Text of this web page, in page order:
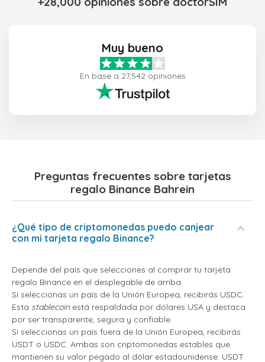
Muy bueno
En base a 27,542 opiniones
Preguntas frecuentes sobre tarjetas
regalo Binance Bahrein
¿Qué tipo de criptomonedas puedo canjear
con mi tarjeta regalo Binance?
Depende del país que selecciones al comprar tu tarjeta
regalo Binance en el desplegable de arriba.
Si seleccionas un país de la Unión Europea, recibirás USDC.
Esta stablecoinestá respaldada por dólares USA y destaca
por ser transparente, segura y confiable.
Si seleccionas un país fuera de la Unión Europea, recibirás
USDT o USDC. Ambas son criptomonedas estables que
mantienen su valor pegado al dólar estadounidense. USDT